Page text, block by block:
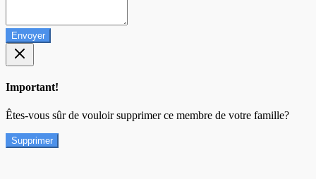
Envoyer
Important!
Êtes-vous sûr de vouloir supprimer ce membre de votre famille?
Supprimer